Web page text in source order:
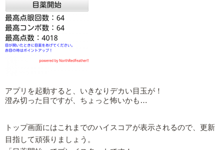
アプリを起動すると、いきなりデカい目玉が！
澄み切った目ですが、ちょっと怖いかも…
トップ画面にはこれまでのハイスコアが表示されるので、更新
目指して頑張りましょう。